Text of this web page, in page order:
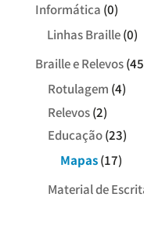
Informática (0)
Linhas Braille (0)
Braille e Relevos
Rotulagem (4)
Relevos (2)
Educação (23)
Mapas (17)
Material de